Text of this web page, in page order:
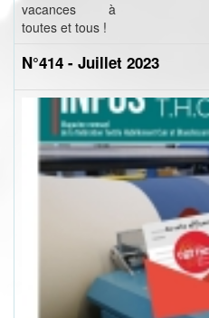
vacances à
toutes et tous !
N°414 - Juillet 2023